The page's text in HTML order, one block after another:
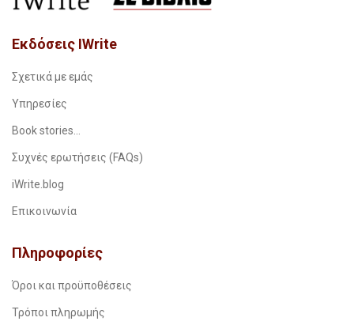
Εκδόσεις IWrite
Σχετικά με εμάς
Υπηρεσίες
Book stories…
Συχνές ερωτήσεις (FAQs)
iWrite.blog
Επικοινωνία
Πληροφορίες
Όροι και προϋποθέσεις
Τρόποι πληρωμής